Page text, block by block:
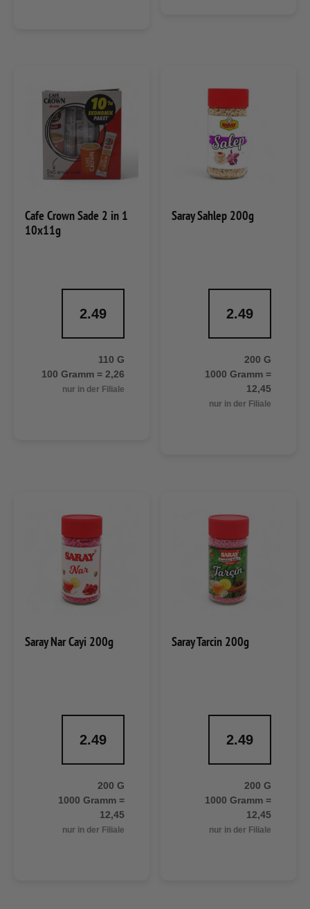
Cafe Crown Sade 2 in 1
10x11g
2.49
110 G
100 Gramm = 2,26
nur in der Filiale
Saray Sahlep 200g
2.49
200 G
1000 Gramm =
12,45
nur in der Filiale
Saray Nar Cayi 200g
2.49
200 G
1000 Gramm =
12,45
nur in der Filiale
Saray Tarcin 200g
2.49
200 G
1000 Gramm =
12,45
nur in der Filiale